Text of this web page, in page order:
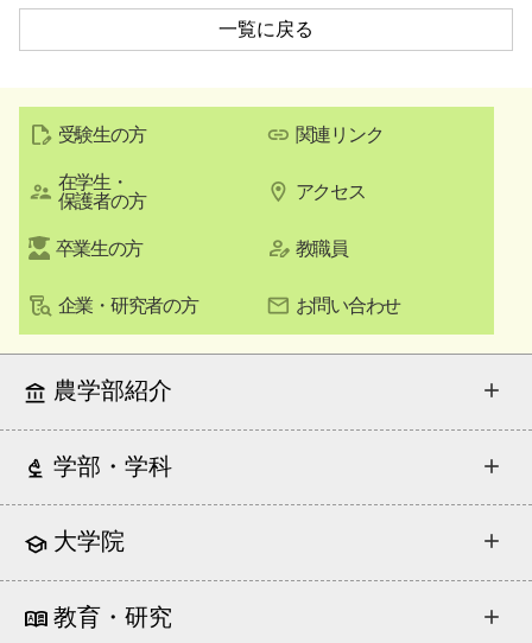
一覧に戻る
受験生の方
在学生・
保護者の方
卒業生の方
企業・研究者の方
関連リンク
アクセス
教職員
お問い合わせ
農学部紹介
学部・学科
大学院
教育・研究